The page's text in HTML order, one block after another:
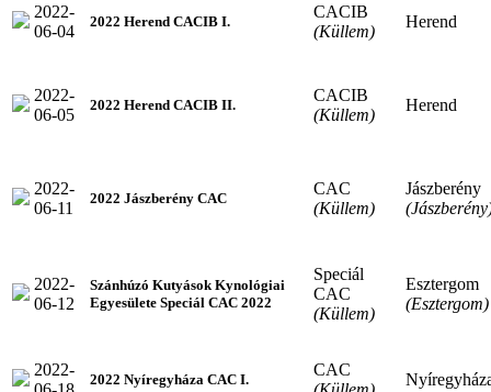
2022-
06-04
2022 Herend CACIB I.
CACIB
(Küllem)
Herend
2022-
06-05
2022 Herend CACIB II.
CACIB
(Küllem)
Herend
2022-
06-11
2022 Jászberény CAC
CAC
(Küllem)
Jászberény
2022-
06-12
Szánhúzó Kutyások Kynológiai
Egyesülete Speciál CAC 2022
Speciál
CAC
(Küllem)
Esztergom
(Esztergom)
2022-
2022 Nyíregyháza CAC I.
CAC